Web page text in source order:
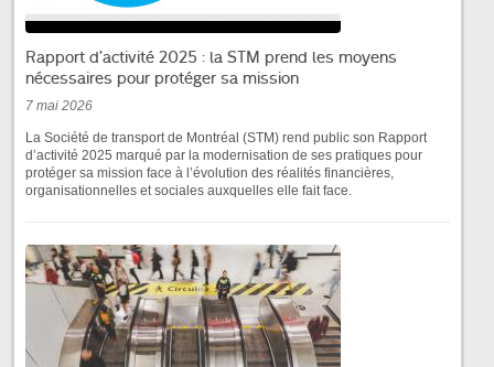
Rapport d’activité 2025 : la STM prend les moyens
nécessaires pour protéger sa mission
7 mai 2026
La Société de transport de Montréal (STM) rend public son Rapport
d’activité 2025 marqué par la modernisation de ses pratiques pour
protéger sa mission face à l’évolution des réalités financières,
organisationnelles et sociales auxquelles elle fait face.